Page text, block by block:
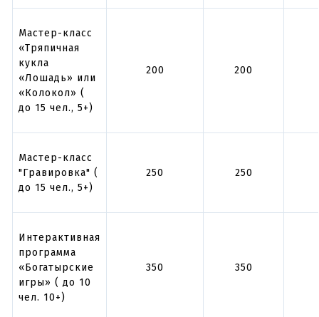
Мастер-класс
«Тряпичная
кукла
«Лошадь» или
«Колокол» (
до 15 чел., 5+)
200 200
Мастер-класс
"Гравировка" (
до 15 чел., 5+)
250 250
Интерактивная
программа
«Богатырские
игры» ( до 10
чел. 10+)
350 350